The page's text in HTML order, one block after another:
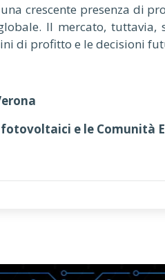
crescente presenza di
Il mercato,
di profitto e le decisioni
e le Comunità